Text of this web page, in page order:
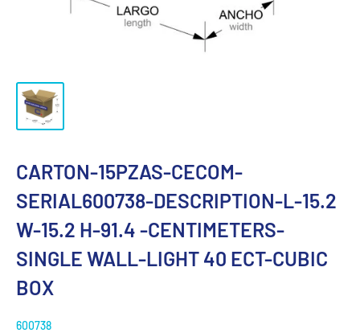
CARTON-15PZAS-CECOM-
SERIAL600738-DESCRIPTION-L-15.2
W-15.2 H-91.4 -CENTIMETERS-
SINGLE WALL-LIGHT 40 ECT-CUBIC
BOX
600738